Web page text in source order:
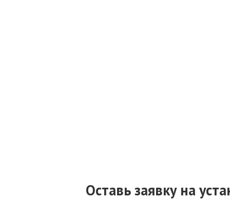
Оставь заявку на